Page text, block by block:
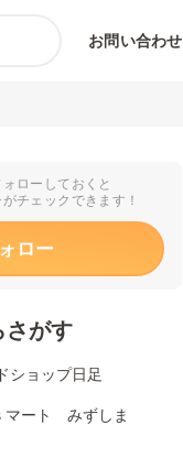
お問い合わせ
ローしておくと
チェックできます！
ロー
さがす
ショップ日足
マート みずしま